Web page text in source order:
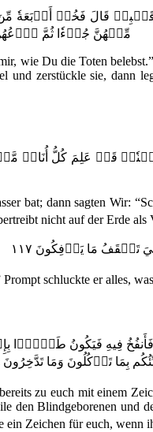
قَالَ فَخُذۡ أَرۡبَعَةٗ
مِّنۡهُنَّ جُزۡءٗا ثُمَّ ٱدۡعُهُنَّ
wie Du die Toten
zerstückle sie, dann
عَلِمَ كُلُّ أُنَاسٖ
bat; dann sagten Wir:
nicht auf der Erde als
مَا يَأۡفِكُونَ ١١٧
schluckte er alles,
فَأَنفُخُ فِيهِ فَيَكُونُ
تَأۡكُلُونَ وَمَا تَدَّخِرُونَ
zu euch mit einem
den Blindgeborenen und
Zeichen für euch, wenn